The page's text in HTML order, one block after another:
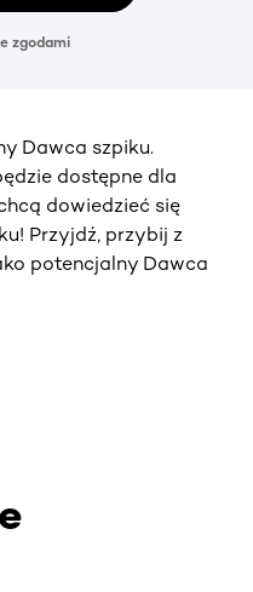
zgodami
Dawca szpiku.
dostępne dla
dowiedzieć się
Przyjdź, przybij z
potencjalny Dawca